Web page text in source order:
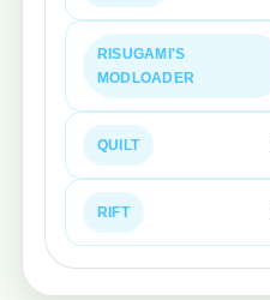
RISUGAMI'S
MODLOADER
QUILT
RIFT